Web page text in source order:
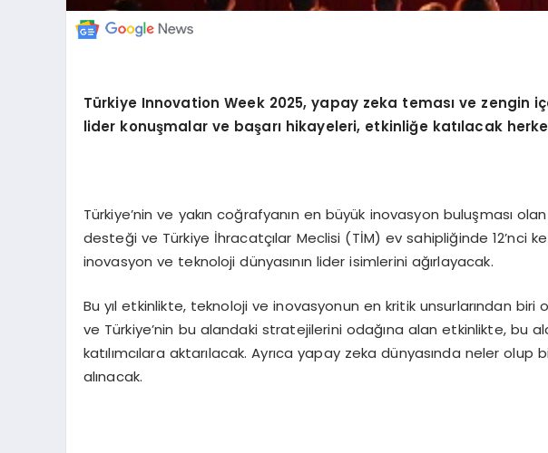
Türkiye Innovation Week 2025, yapay zeka teması ve zengin
lider konuşmalar ve başarı hikayeleri, etkinliğe katılacak
Türkiye’nin ve yakın coğrafyanın en büyük inovasyon buluşması
desteği ve Türkiye İhracatçılar Meclisi (TİM) ev sahipliğinde 12’nci
inovasyon ve teknoloji dünyasının lider isimlerini ağırlayacak.
Bu yıl etkinlikte, teknoloji ve inovasyonun en kritik unsurlarından
ve Türkiye’nin bu alandaki stratejilerini odağına alan etkinlikte, bu
katılımcılara aktarılacak. Ayrıca yapay zeka dünyasında neler
alınacak.